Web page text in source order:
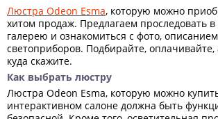
Люстра Odeon Esma, которую можно
хитом продаж. Предлагаем проследовать
галерею и ознакомиться с фото,
светоприборов. Подбирайте,
куда скажите.
Как выбрать люстру
Люстра Odeon Esma, которую можно
интерактивном салоне должна быть